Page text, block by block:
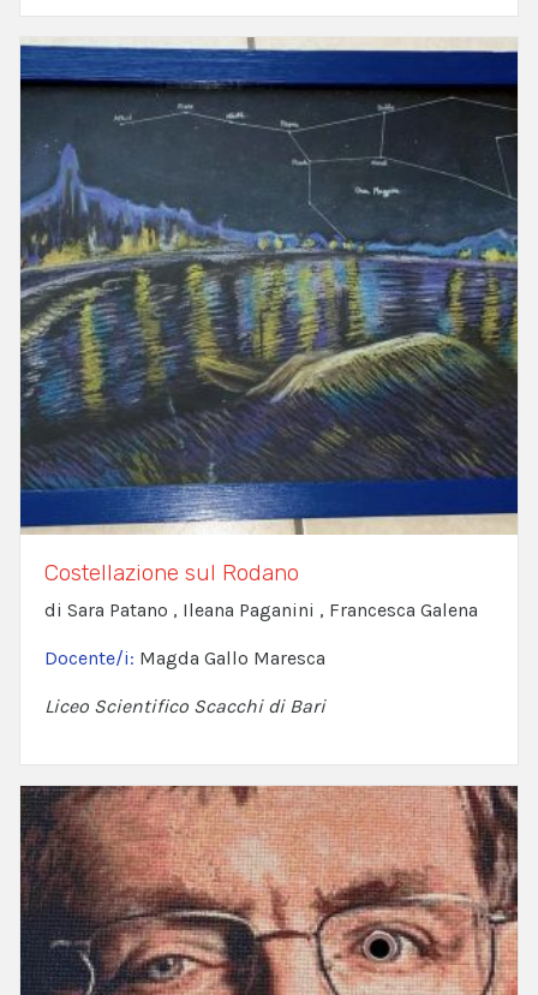
Costellazione sul Rodano
di Sara Patano , Ileana Paganini , Francesca Galena
Docente/i: Magda Gallo Maresca
Liceo Scientifico Scacchi di Bari